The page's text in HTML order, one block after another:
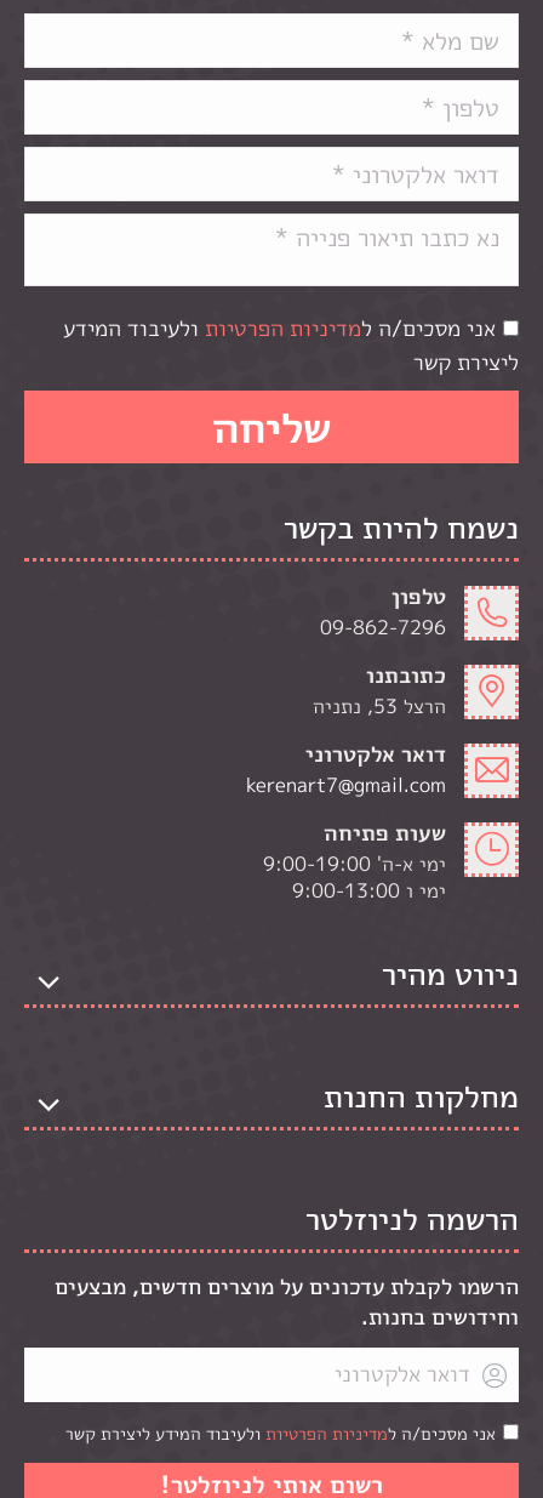
אני מסכים/ה למדיניות הפרטיות ולעיבוד המידע
ליצירת קשר
נשמח להיות בקשר
טלפון
09-862-7296
כתובתנו
הרצל 53, נתניה
דואר אלקטרוני
kerenart7@gmail.com
שעות פתיחה
ימי א-ה' 9:00-19:00
ימי ו 9:00-13:00
ניווט מהיר
מחלקות החנות
הרשמה לניוזלטר
הרשמו לקבלת עדכונים על מוצרים חדשים, מבצעים
וחידושים בחנות.
אני מסכים/ה למדיניות הפרטיות ולעיבוד המידע ליצירת קשר